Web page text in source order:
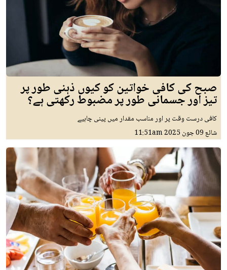
صبح کی کافی خواتین کو کیوں ذہنی طور پر
تیز اور جسمانی طور پر مضبوط رکھتی ہے؟
کافی درست وقت پر اور مناسب مقدار میں پینی چاہیے
شائع09 جون 2025 11:51am